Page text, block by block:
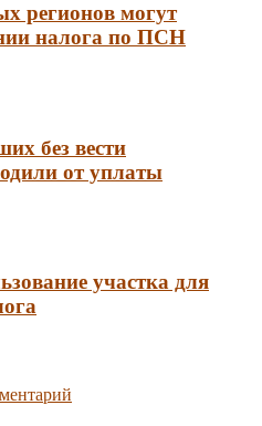
регионов могут
налога по ПСН
без вести
от уплаты
участка для